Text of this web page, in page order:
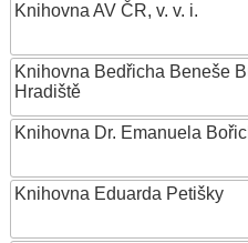
Knihovna AV ČR, v. v. i.
Knihovna Bedřicha Beneše
Hradiště
Knihovna Dr. Emanuela
Knihovna Eduarda Petišky